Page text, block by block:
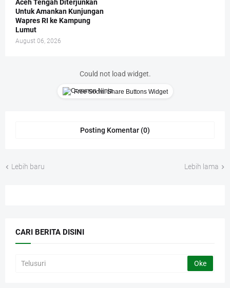
Aceh Tengah Diterjunkan
Untuk Amankan Kunjungan
Wapres RI ke Kampung
Lumut
August 06, 2026
Could not load widget.
Free Social Share Buttons Widget
Posting Komentar (0)
Lebih baru Lebih lama
CARI BERITA DISINI